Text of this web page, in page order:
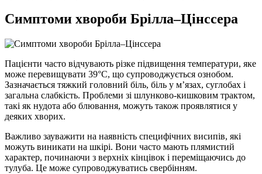
Симптоми хвороби Брілла–Цінссера
Пацієнти часто відчувають різке підвищення температури, яке
може перевищувати 39°C, що супроводжується ознобом.
Зазначається тяжкий головний біль, біль у м’язах, суглобах і
загальна слабкість. Проблеми зі шлунково-кишковим трактом,
такі як нудота або блювання, можуть також проявлятися у
деяких хворих.
Важливо зауважити на наявність специфічних висипів, які
можуть виникати на шкірі. Вони часто мають плямистий
характер, починаючи з верхніх кінцівок і переміщаючись до
тулуба. Це може супроводжуватись свербінням.